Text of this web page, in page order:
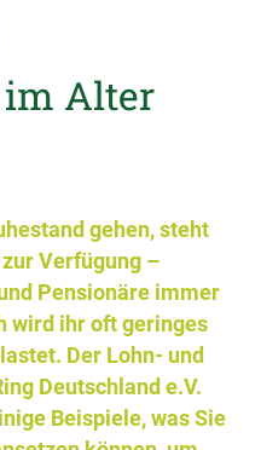
im Alter
gehen, steht
Verfügung –
Pensionäre immer
wird ihr oft geringes
Der Lohn- und
Deutschland e.V.
Beispiele, was Sie